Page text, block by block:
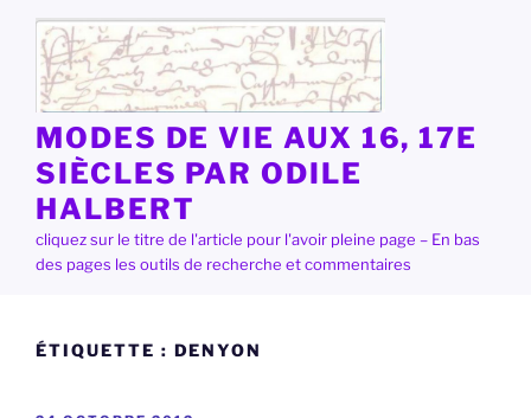
contenu
principal
MODES DE VIE AUX 16, 17E
SIÈCLES PAR ODILE
HALBERT
cliquez sur le titre de l'article pour l'avoir pleine page – En bas
des pages les outils de recherche et commentaires
ÉTIQUETTE : DENYON